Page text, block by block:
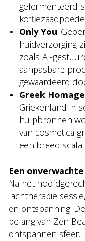
gefermenteerd
Only You:
huidverzorging
zoals AI-
aanpasbare
gewaardeerd
Greek Homage
Griekenland in
hulpbronnen
van cosmetica
een breed
Een
Na het
lachtherapie
en ontspanning.
belang van Zen
ontspannen sfeer.